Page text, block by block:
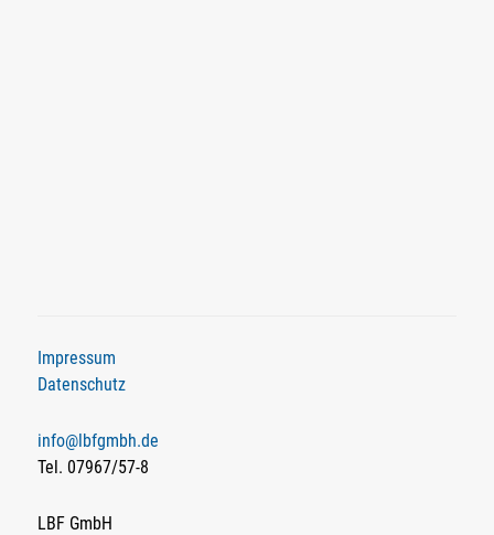
Impressum
Datenschutz
info@lbfgmbh.de
Tel. 07967/57-8
LBF GmbH